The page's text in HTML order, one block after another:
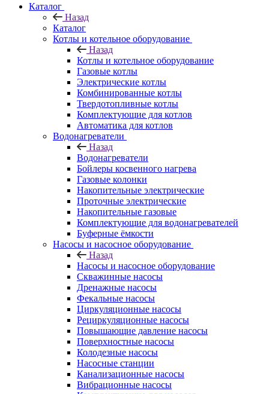
Каталог
Назад
Каталог
Котлы и котельное оборудование
Назад
Котлы и котельное оборудование
Газовые котлы
Электрические котлы
Комбинированные котлы
Твердотопливные котлы
Комплектующие для котлов
Автоматика для котлов
Водонагреватели
Назад
Водонагреватели
Бойлеры косвенного нагрева
Газовые колонки
Накопительные электрические
Проточные электрические
Накопительные газовые
Комплектующие для водонагревателей
Буферные ёмкости
Насосы и насосное оборудование
Назад
Насосы и насосное оборудование
Скважинные насосы
Дренажные насосы
Фекальные насосы
Циркуляционные насосы
Рециркуляционные насосы
Повышающие давление насосы
Поверхностные насосы
Колодезные насосы
Насосные станции
Канализационные насосы
Вибрационные насосы